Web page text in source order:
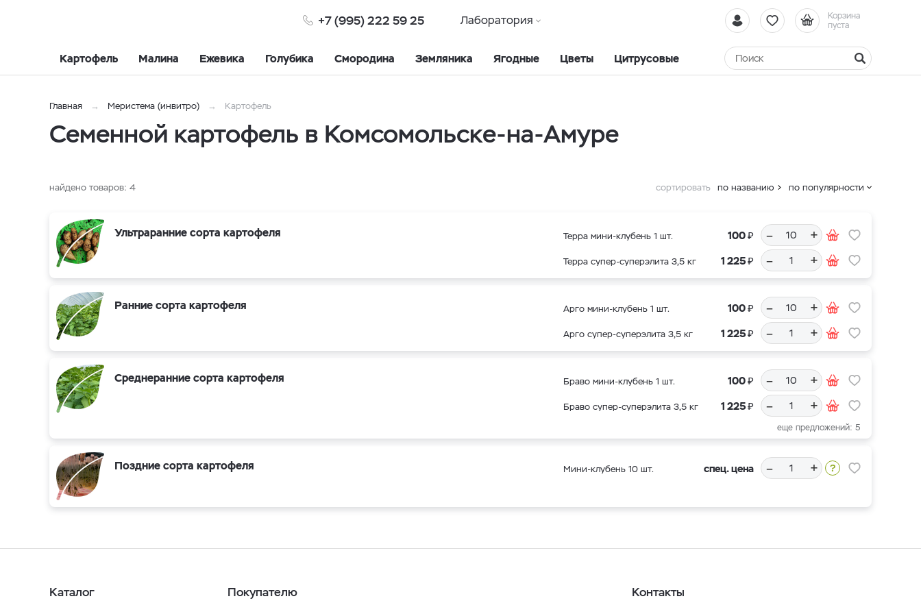
+7 (995) 222 59 25
Корзина
пуста
Лаборатория
Картофель Малина Ежевика Голубика Смородина Земляника Ягодные Цветы Цитрусовые
Главная Меристема (инвитро) Картофель
Семенной картофель в Комсомольске-на-Амуре
найдено товаров: 4 сортировать по названию по популярности
Ультраранние сорта картофеля Терра мини-клубень 1 шт. 100₽ – +
Терра супер-суперэлита 3,5 кг 1 225₽ – +
Ранние сорта картофеля Арго мини-клубень 1 шт. 100₽ – +
Арго супер-суперэлита 3,5 кг 1 225₽ – +
Среднеранние сорта картофеля Браво мини-клубень 1 шт. 100₽ – +
Браво супер-суперэлита 3,5 кг 1 225₽ – +
еще предложений: 5
Поздние сорта картофеля Мини-клубень 10 шт. спец. цена – +
Каталог Покупателю
Контакты